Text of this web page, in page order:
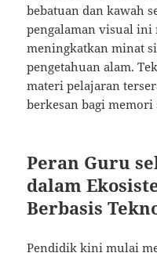
bebatuan dan kawah
pengalaman visual ini
meningkatkan minat
pengetahuan alam.
materi pelajaran
berkesan bagi memori
Peran Guru
dalam
Berbasis
Pendidik kini mulai